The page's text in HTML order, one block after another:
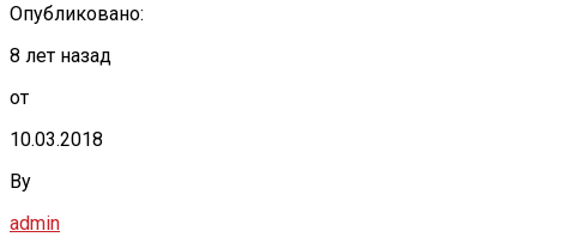
Опубликовано:
8 лет назад
от
10.03.2018
By
admin